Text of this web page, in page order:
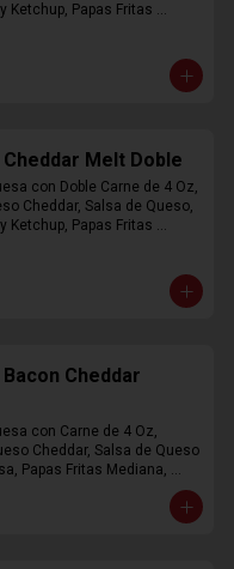
Ketchup, Papas Fritas
Melt Doble
con Doble Carne de 4 Oz,
Cheddar, Salsa de Queso,
Ketchup, Papas Fritas
Cheddar
con Carne de 4 Oz,
Cheddar, Salsa de Queso
Papas Fritas Mediana,